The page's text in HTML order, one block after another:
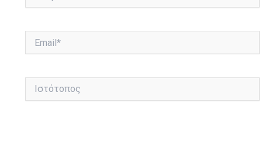
Ιστότοπος